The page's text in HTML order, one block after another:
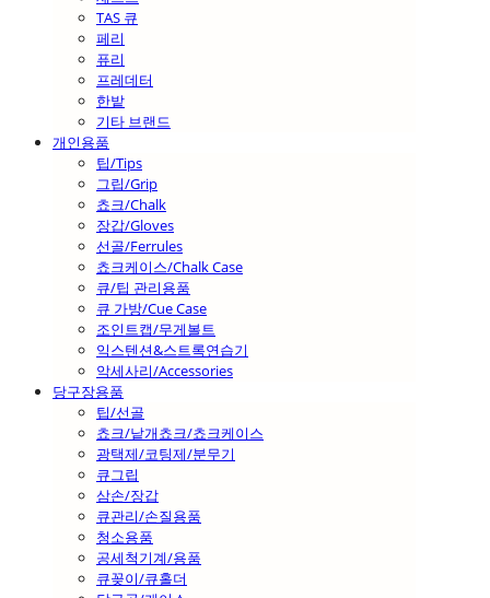
TAS 큐
페리
퓨리
프레데터
한밭
기타 브랜드
개인용품
팁/Tips
그립/Grip
쵸크/Chalk
장갑/Gloves
선골/Ferrules
쵸크케이스/Chalk Case
큐/팁 관리용품
큐 가방/Cue Case
조인트캡/무게볼트
익스텐션&스트록연습기
악세사리/Accessories
당구장용품
팁/선골
쵸크/낱개쵸크/쵸크케이스
광택제/코팅제/분무기
큐그립
삼손/장갑
큐관리/손질용품
청소용품
공세척기계/용품
큐꽂이/큐홀더